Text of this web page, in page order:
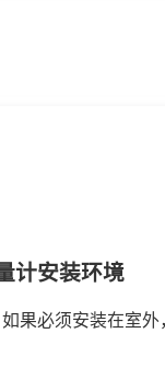
计安装环境
果必须安装在室